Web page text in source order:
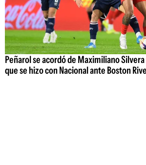
Peñarol se acordó de Maximiliano
que se hizo con Nacional ante Boston